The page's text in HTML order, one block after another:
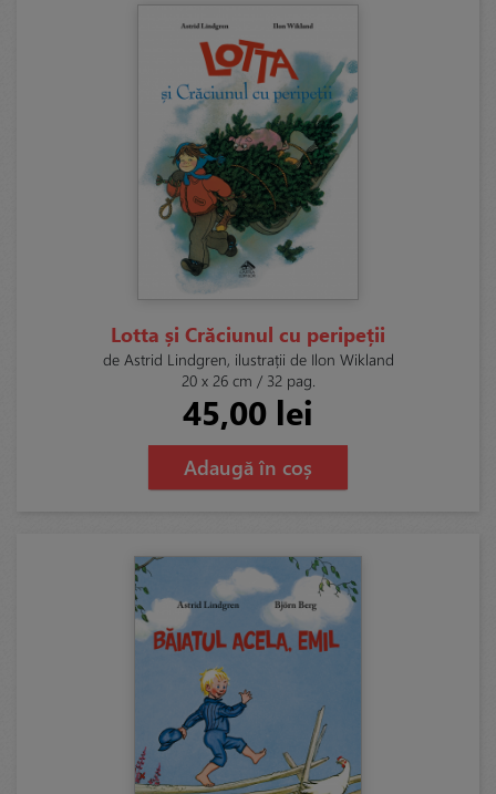
Lotta și Crăciunul cu peripeții
de Astrid Lindgren, ilustrații de Ilon Wikland
20 x 26 cm / 32 pag.
45,00 lei
Adaugă în coș